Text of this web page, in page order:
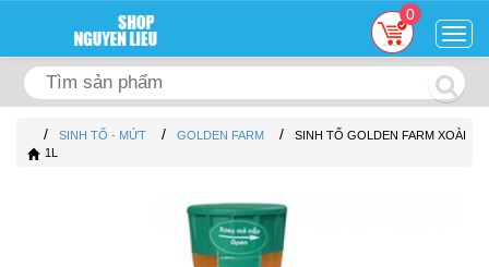
0
/ SINH TỐ - MỨT / GOLDEN FARM /
SINH TỐ GOLDEN FARM XOÀI
1L